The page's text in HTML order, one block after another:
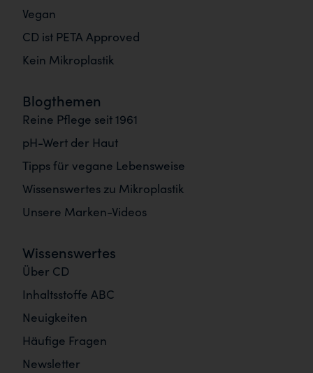
Vegan
CD ist PETA Approved
Kein Mikroplastik
Blogthemen
Reine Pflege seit 1961
pH-Wert der Haut
Tipps für vegane Lebensweise
Wissenswertes zu Mikroplastik
Unsere Marken-Videos
Wissenswertes
Über CD
Inhaltsstoffe ABC
Neuigkeiten
Häufige Fragen
Newsletter